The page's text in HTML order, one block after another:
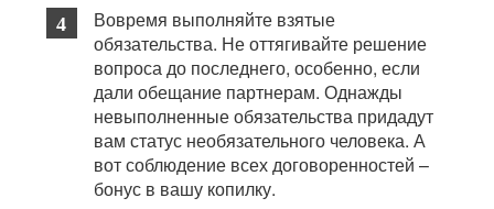
Вовремя выполняйте взятые
обязательства. Не оттягивайте решение
вопроса до последнего, особенно, если
дали обещание партнерам. Однажды
невыполненные обязательства придадут
вам статус необязательного человека. А
вот соблюдение всех договоренностей –
бонус в вашу копилку.